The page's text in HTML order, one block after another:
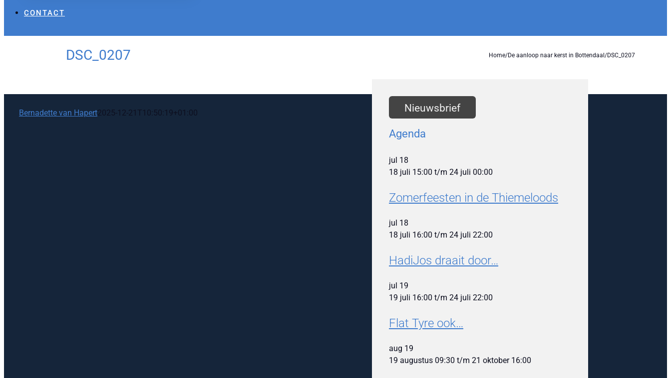
CONTACT
DSC_0207 Home/De aanloop naar kerst in Bottendaal/DSC_0207
Bernadette van Hapert2025-12-21T10:50:19+01:00 Nieuwsbrief
Agenda
jul 18
18 juli 15:00 t/m24 juli 00:00
Zomerfeesten in de Thiemeloods
jul 18
18 juli 16:00 t/m24 juli 22:00
HadiJos draait door…
jul 19
19 juli 16:00 t/m24 juli 22:00
Flat Tyre ook…
aug 19
19 augustus 09:30 t/m21 oktober 16:00